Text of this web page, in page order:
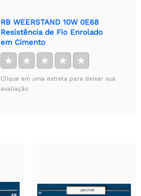
RB WEERSTAND 10W 0E68
Resistência de Fio Enrolado
em Cimento
★ ★ ★ ★ ★
Clique em uma estrela para deixar sua
avaliação